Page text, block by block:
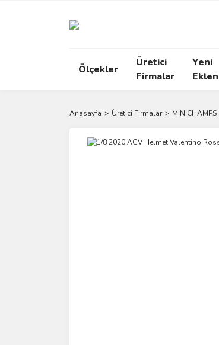
Ölçekler
Üretici
Firmalar
Yeni
Anasayfa Üretici Firmalar MİNİCHAMPS